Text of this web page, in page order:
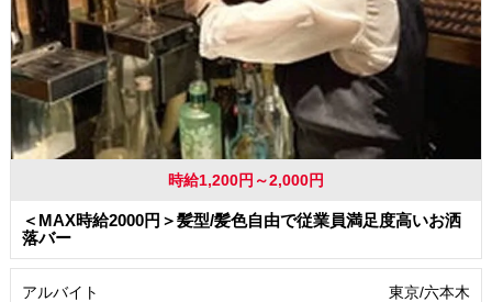
時給1,200円～2,000円
＜MAX時給2000円＞髪型/髪色自由で従業員満足度高いお洒
落バー
アルバイト 東京/六本木